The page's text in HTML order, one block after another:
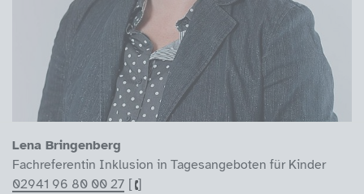
Lena Bringenberg
Fachreferentin Inklusion in Tagesangeboten für Kinder
02941 96 80 00 27